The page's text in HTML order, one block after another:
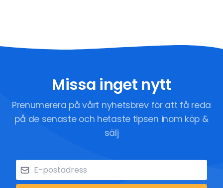
Missa inget nytt
Prenumerera på vårt nyhetsbrev för att få reda
på de senaste och hetaste tipsen inom köp &
sälj